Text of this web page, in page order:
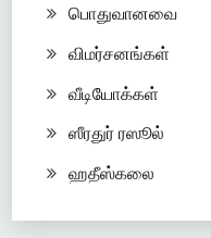
பொதுவானவை
விமர்சனங்கள்
வீடியோக்கள்
ஸீரதுர் ரஸூல்
ஹதீஸ்கலை